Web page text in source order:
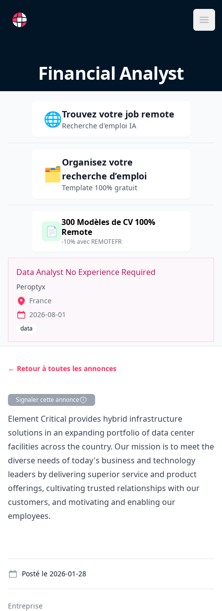
RemoteFR
Financial Analyst
🌐Trouvez votre job remote
Recherche d'emploi IA
🗂️
Organisez votre
recherche d’emploi
Template 100% gratuit
📄
300 Modèles de CV 100%
Remote
-10% avec REMOTEFR
Data Analyst No Experience Required
Peroptyx
France
2026-08-01
data
← Retour à toutes les annonces
Signaler cette annonce
Description
Element Critical provides hybrid infrastructure
solutions in an expanding portfolio of data center
facilities across the country. Our mission is to meet the
diverse needs of today's business and technology
leaders by delivering superior service and product
offerings, cultivating trusted relationships with our
customers, and motivating and enabling our
employees.
Posté le 2026-01-28
Entreprise